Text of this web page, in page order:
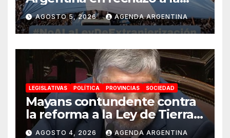
reforma de la Ley de Tierras
impulsada por Milei: «La
soberanía no se negocia»
AGOSTO 5, 2026 AGENDA ARGENTINA
LEGISLATIVAS POLÍTICA PROVINCIAS SOCIEDAD
Mayans contundente contra
la reforma a la Ley de Tierras:
«Esta ley vende el país»
AGOSTO 4, 2026 AGENDA ARGENTINA